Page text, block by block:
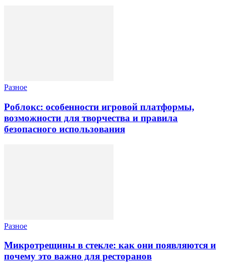
Разное
Роблокс: особенности игровой платформы,
возможности для творчества и правила
безопасного использования
Разное
Микротрещины в стекле: как они появляются и
почему это важно для ресторанов